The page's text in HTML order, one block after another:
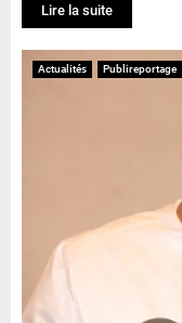
Lire la suite
Actualités Publireportage